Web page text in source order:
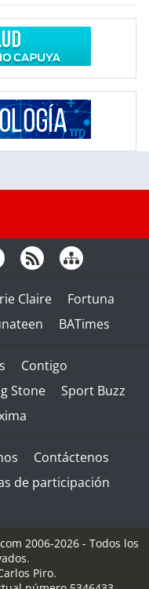
Claire
Fortuna
BATimes
Contigo
Stone
Sport Buzz
Contáctenos
de participación
2006-2026 - Todos los
Piro.